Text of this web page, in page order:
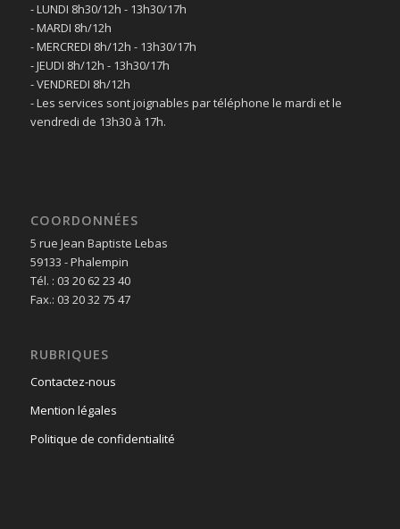
- LUNDI 8h30/12h - 13h30/17h
- MARDI 8h/12h
- MERCREDI 8h/12h - 13h30/17h
- JEUDI 8h/12h - 13h30/17h
- VENDREDI 8h/12h
- Les services sont joignables par téléphone le mardi et le
vendredi de 13h30 à 17h.
COORDONNÉES
5 rue Jean Baptiste Lebas
59133 - Phalempin
Tél. : 03 20 62 23 40
Fax.: 03 20 32 75 47
RUBRIQUES
Contactez-nous
Mention légales
Politique de confidentialité